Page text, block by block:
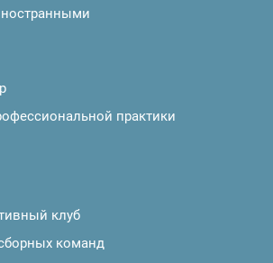
практики
клуб
команд